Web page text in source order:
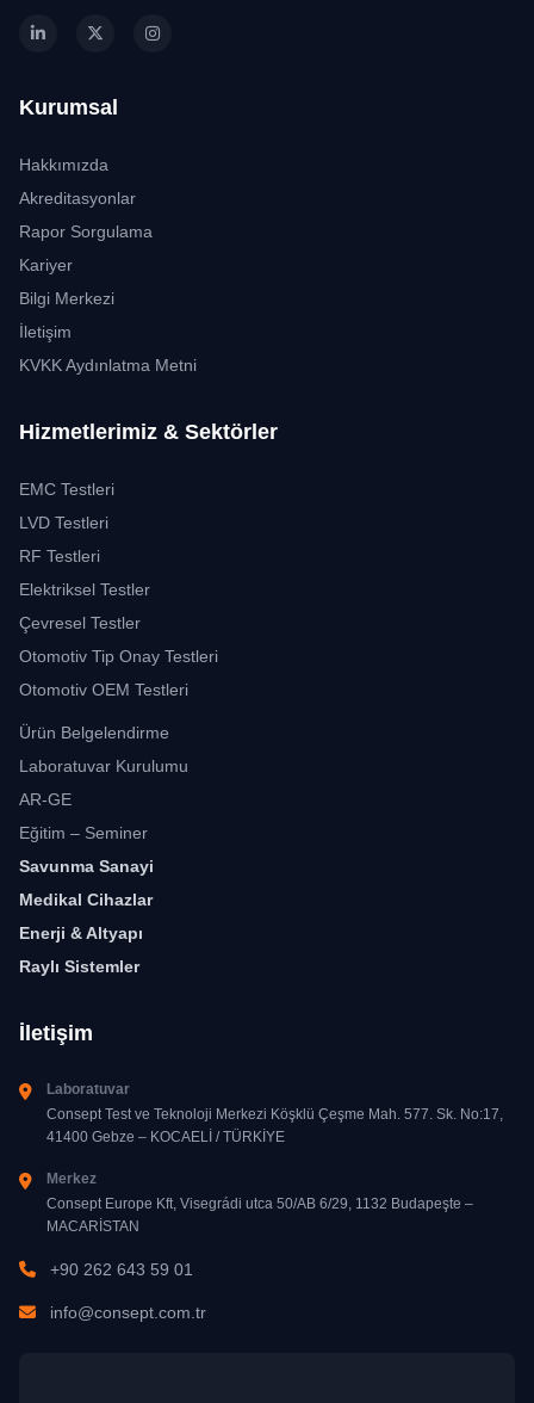
Kurumsal
Hakkımızda
Akreditasyonlar
Rapor Sorgulama
Kariyer
Bilgi Merkezi
İletişim
KVKK Aydınlatma Metni
Hizmetlerimiz & Sektörler
EMC Testleri
LVD Testleri
RF Testleri
Elektriksel Testler
Çevresel Testler
Otomotiv Tip Onay Testleri
Otomotiv OEM Testleri
Ürün Belgelendirme
Laboratuvar Kurulumu
AR-GE
Eğitim – Seminer
Savunma Sanayi
Medikal Cihazlar
Enerji & Altyapı
Raylı Sistemler
İletişim
Laboratuvar
Consept Test ve Teknoloji Merkezi Köşklü Çeşme Mah. 577. Sk. No:17,
41400 Gebze – KOCAELİ / TÜRKİYE
Merkez
Consept Europe Kft, Visegrádi utca 50/AB 6/29, 1132 Budapeşte –
MACARİSTAN
+90 262 643 59 01
info@consept.com.tr